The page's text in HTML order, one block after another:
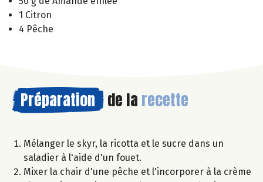
1 Citron
4 Pêche
Préparation de la recette
Mélanger le skyr, la ricotta et le sucre dans un
saladier à l'aide d'un fouet.
Mixer la chair d'une pêche et l'incorporer à la crème